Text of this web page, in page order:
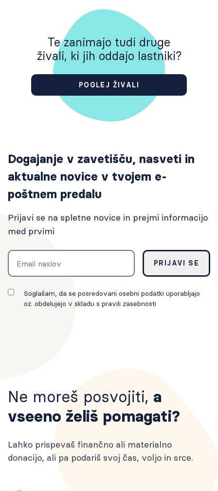
Te zanimajo tudi druge
živali, ki jih oddajo lastniki?
POGLEJ ŽIVALI
Dogajanje v zavetišču, nasveti in
aktualne novice v tvojem e-
poštnem predalu
Prijavi se na spletne novice in prejmi informacijo
med prvimi
Email
PRIJAVI SE
Soglašam, da se posredovani osebni podatki uporabljajo
oz. obdelujejo v skladu s pravili zasebnosti
Ne moreš posvojiti, a
vseeno želiš pomagati?
Lahko prispevaš finančno ali materialno
donacijo, ali pa podariš svoj čas, voljo in srce.